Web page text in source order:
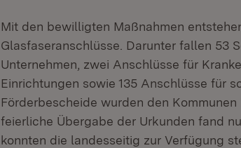
Mit den bewilligten Maßnahmen
Glasfaseranschlüsse. Darunter fallen 53
Unternehmen, zwei Anschlüsse für
Einrichtungen sowie 135 Anschlüsse für
Förderbescheide wurden den
feierliche Übergabe der Urkunden fand
konnten die landesseitig zur Verfügung